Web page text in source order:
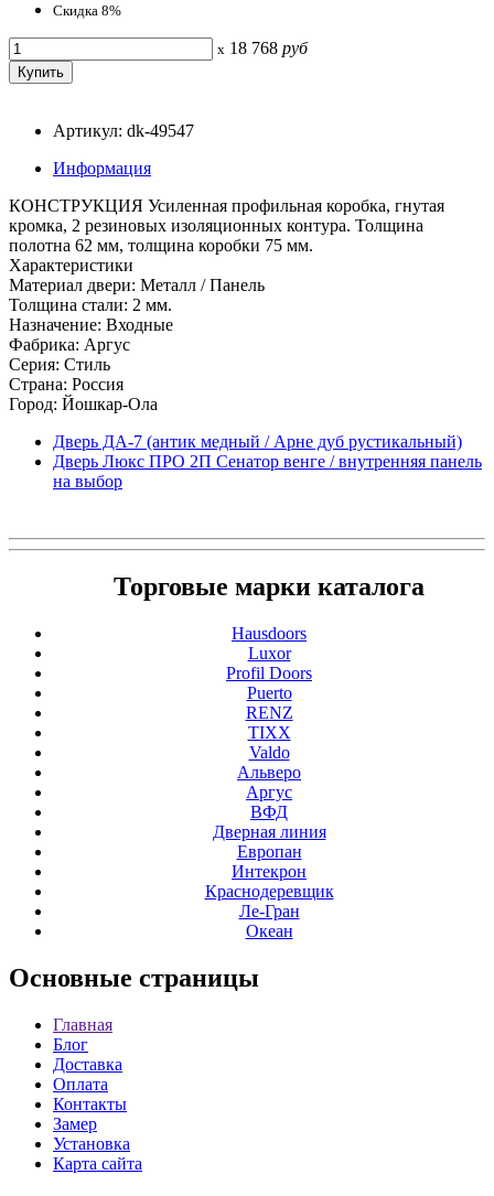
Скидка 8%
x 18 768 руб
Артикул: dk-49547
Информация
КОНСТРУКЦИЯ Усиленная профильная коробка, гнутая
кромка, 2 резиновых изоляционных контура. Толщина
полотна 62 мм, толщина коробки 75 мм.
Характеристики
Материал двери: Металл / Панель
Толщина стали: 2 мм.
Назначение: Входные
Фабрика: Аргус
Серия: Стиль
Страна: Россия
Город: Йошкар-Ола
Дверь ДА-7 (антик медный / Арне дуб рустикальный)
Дверь Люкс ПРО 2П Сенатор венге / внутренняя панель
на выбор
Торговые марки каталога
Hausdoors
Luxor
Profil Doors
Puerto
RENZ
TIXX
Valdo
Альверо
Аргус
ВФД
Дверная линия
Европан
Интекрон
Краснодеревщик
Ле-Гран
Океан
Основные страницы
Главная
Блог
Доставка
Оплата
Контакты
Замер
Установка
Карта сайта